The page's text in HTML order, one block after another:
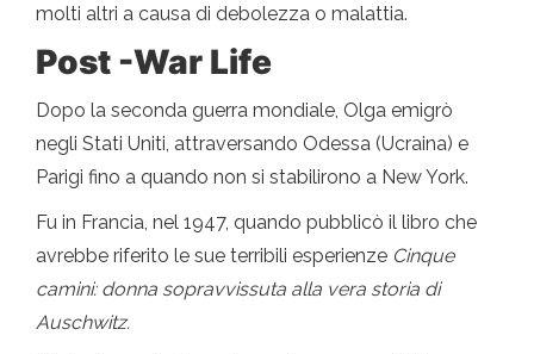
molti altri a causa di debolezza o malattia.
Post -War Life
Dopo la seconda guerra mondiale, Olga emigrò
negli Stati Uniti, attraversando Odessa (Ucraina) e
Parigi fino a quando non si stabilirono a New York.
Fu in Francia, nel 1947, quando pubblicò il libro che
avrebbe riferito le sue terribili esperienze Cinque
camini: donna sopravvissuta alla vera storia di
Auschwitz.